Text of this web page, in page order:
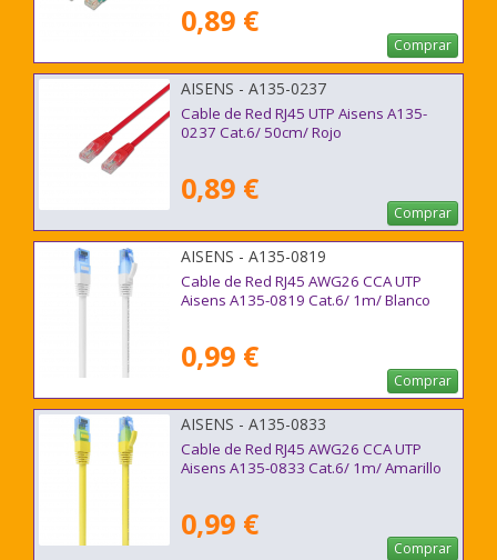
0,89 €
Comprar
AISENS - A135-0237
Cable de Red RJ45 UTP Aisens A135-
0237 Cat.6/ 50cm/ Rojo
0,89 €
Comprar
AISENS - A135-0819
Cable de Red RJ45 AWG26 CCA UTP
Aisens A135-0819 Cat.6/ 1m/ Blanco
0,99 €
Comprar
AISENS - A135-0833
Cable de Red RJ45 AWG26 CCA UTP
Aisens A135-0833 Cat.6/ 1m/ Amarillo
0,99 €
Comprar